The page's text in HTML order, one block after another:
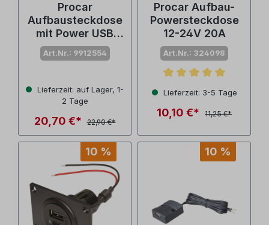
Procar
Aufbausteckdose
mit Power USB
Doppelsteckdose
12-24 V
Art.Nr.: 9912554
Lieferzeit: auf Lager, 1-
2 Tage
20,70 €* 22,90 €*
Procar Aufbau-
Powersteckdose
12-24V 20A
Art.Nr.: 324098
Durchschnittliche
Lieferzeit: 3-5 Tage
10,10 €* 11,25 €*
10 % 10 %